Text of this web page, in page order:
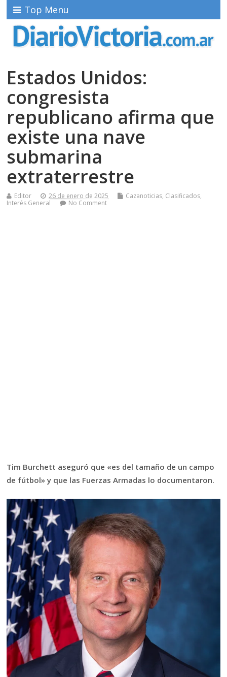
Top Menu
Estados Unidos:
congresista
republicano afirma que
existe una nave
submarina
extraterrestre
Editor 26 de enero de 2025 Cazanoticias, Clasificados,
Interés General
No Comment
Tim Burchett aseguró que «es del tamaño de un campo
de fútbol» y que las Fuerzas Armadas lo documentaron.